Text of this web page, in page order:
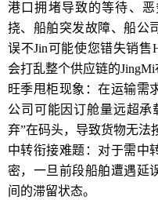
港口拥堵导致的等待、
挠、船舶突发故障、船公
误不Jin可能使您错失销售
会打乱整个供应链的JingMi
旺季甩柜现象：在运输需
公司可能因订舱量远超承
弃”在码头，导致货物无法
中转衔接难题：对于需中
密，一旦前段船舶遭遇延
间的滞留状态。